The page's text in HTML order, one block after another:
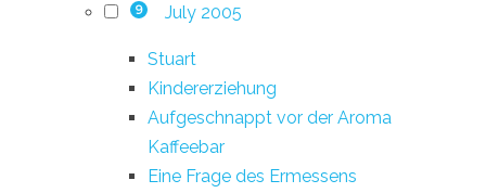
9 July 2005
Stuart
Kindererziehung
Aufgeschnappt vor der Aroma
Kaffeebar
Eine Frage des Ermessens